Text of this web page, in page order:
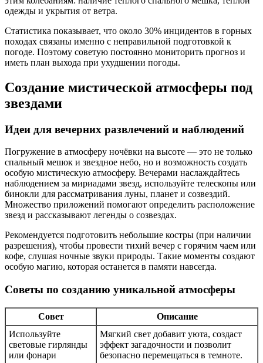
одежды и укрытия от ветра.
Статистика показывает, что около 30% инцидентов в горных
походах связаны именно с неправильной подготовкой к
погоде. Поэтому советую постоянно мониторить прогноз и
иметь план выхода при ухудшении погоды.
Создание мистической атмосферы под
звездами
Идеи для вечерних развлечений и наблюдений
Погружение в атмосферу ночёвки на высоте — это не только
спальный мешок и звездное небо, но и возможность создать
особую мистическую атмосферу. Вечерами наслаждайтесь
наблюдением за мириадами звезд, используйте телескопы или
бинокли для рассматривания луны, планет и созвездий.
Множество приложений помогают определить расположение
звезд и рассказывают легенды о созвездах.
Рекомендуется подготовить небольшие костры (при наличии
разрешения), чтобы провести тихий вечер с горячим чаем или
кофе, слушая ночные звуки природы. Такие моменты создают
особую магию, которая останется в памяти навсегда.
Советы по созданию уникальной атмосферы
Совет
Описание
Используйте
световые гирлянды
или фонари
Мягкий свет добавит уюта, создаст
эффект загадочности и позволит
безопасно перемещаться в темноте.